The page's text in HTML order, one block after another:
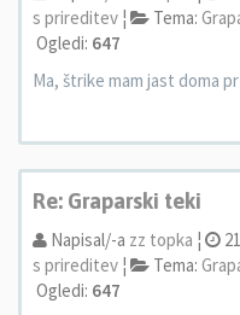
s prireditev ¦ Tema:
Ogledi: 647
Ma, štrike mam jast doma
Re: Graparski teki
Napisal/-a zz topka ¦
s prireditev ¦ Tema:
Ogledi: 647